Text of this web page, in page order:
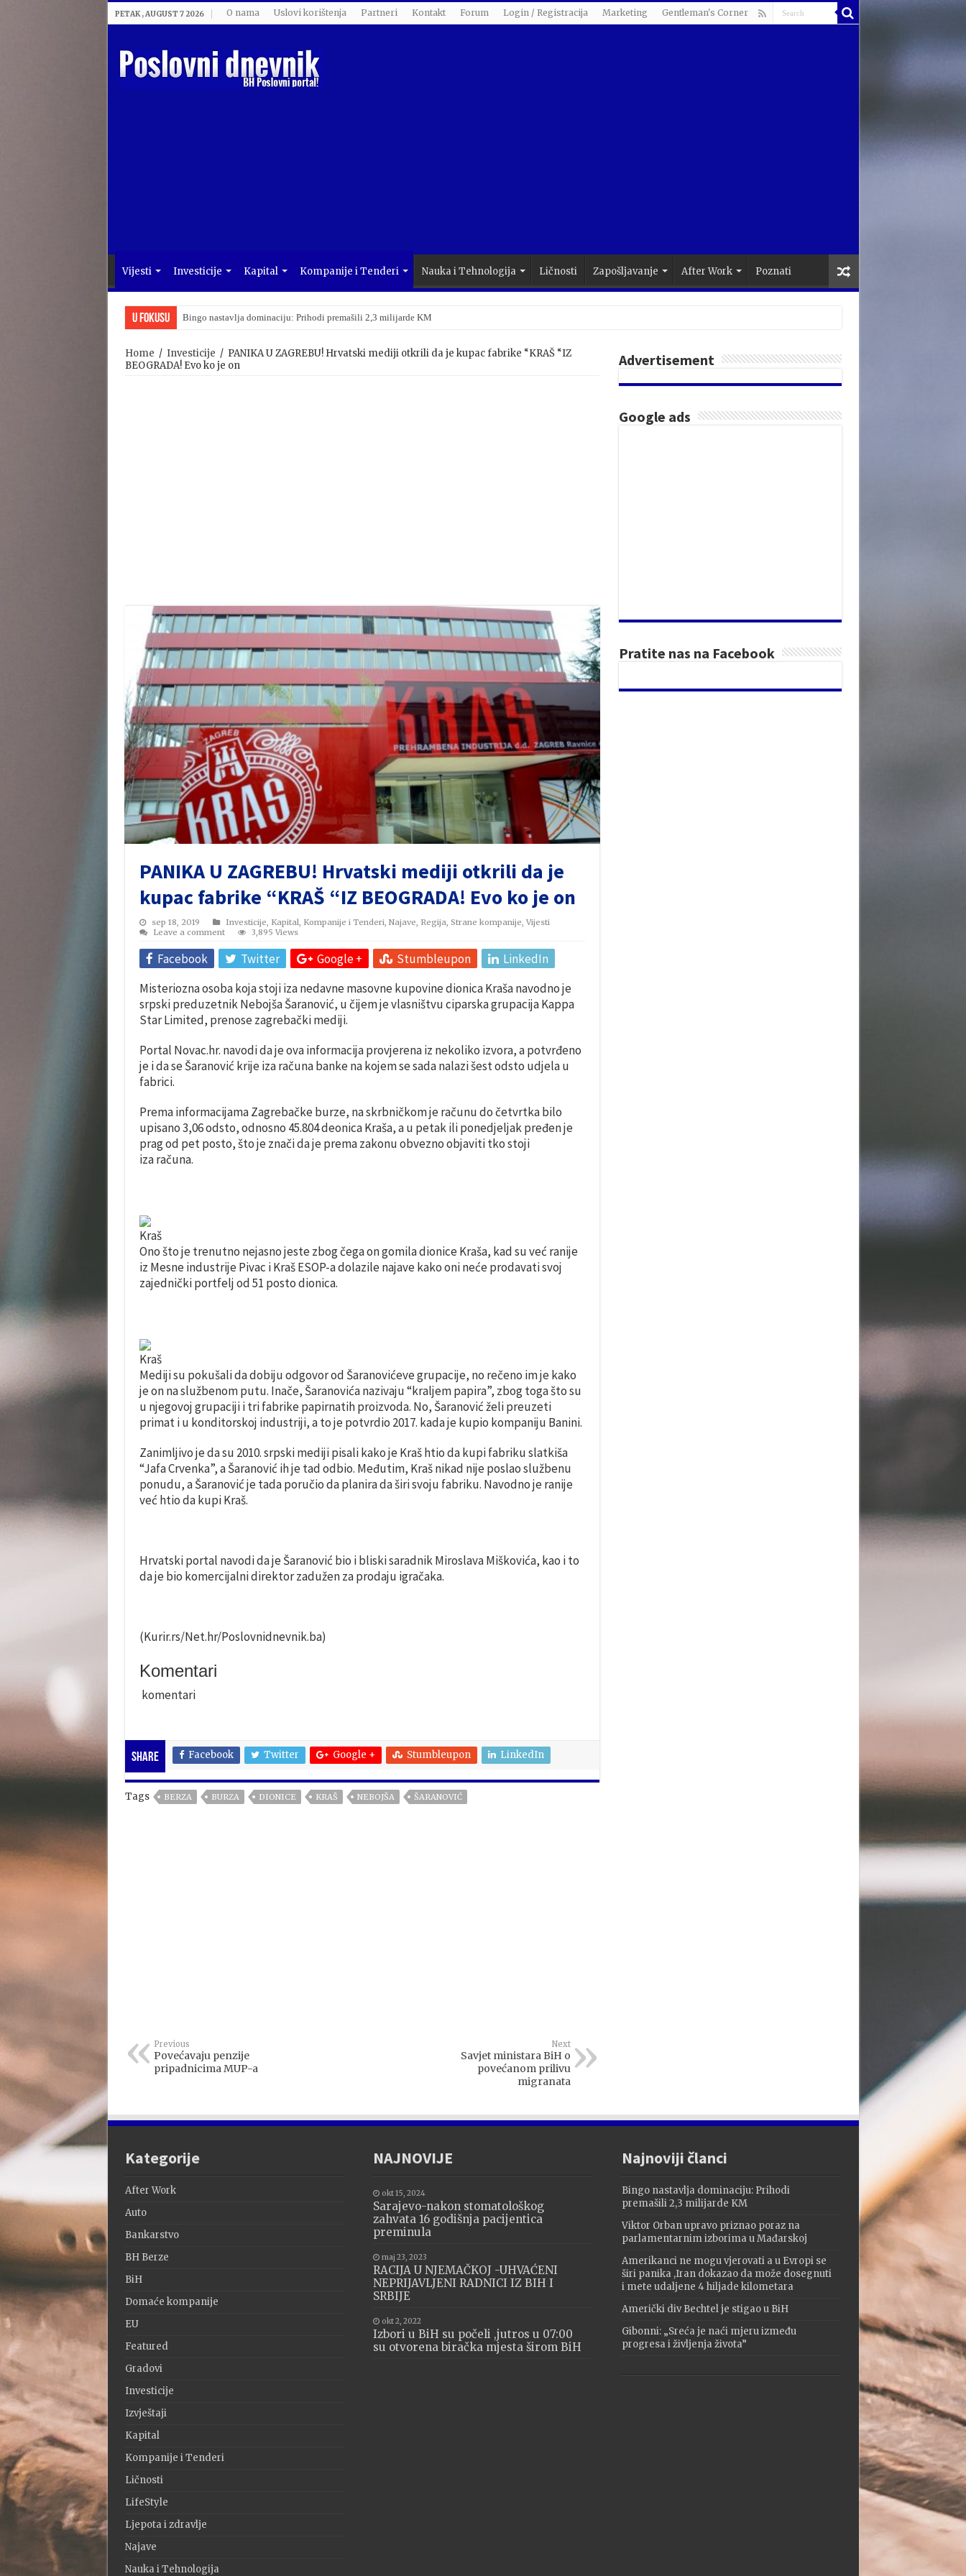
PETAK , AUGUST 7 2026 O nama Uslovi korištenja Partneri Kontakt Forum Login / Registracija Marketing Gentleman's Corner
Vijesti Investicije Kapital Kompanije i Tenderi Nauka i Tehnologija Ličnosti Zapošljavanje After Work Poznati
U Fokusu Bingo nastavlja dominaciju: Prihodi premašili 2,3 milijarde KM
Home / Investicije / PANIKA U ZAGREBU! Hrvatski mediji otkrili da je kupac fabrike “KRAŠ “IZ
BEOGRADA! Evo ko je on
PANIKA U ZAGREBU! Hrvatski mediji otkrili da je
kupac fabrike “KRAŠ “IZ BEOGRADA! Evo ko je on
sep 18, 2019 Investicije, Kapital, Kompanije i Tenderi, Najave, Regija, Strane kompanije, Vijesti
Leave a comment
3,895 Views
Facebook Twitter Google + Stumbleupon
LinkedIn
Misteriozna osoba koja stoji iza nedavne masovne kupovine dionica Kraša navodno je
srpski preduzetnik Nebojša Šaranović, u čijem je vlasništvu ciparska grupacija Kappa
Star Limited, prenose zagrebački mediji.
Portal Novac.hr. navodi da je ova informacija provjerena iz nekoliko izvora, a potvrđeno
je i da se Šaranović krije iza računa banke na kojem se sada nalazi šest odsto udjela u
fabrici.
Prema informacijama Zagrebačke burze, na skrbničkom je računu do četvrtka bilo
upisano 3,06 odsto, odnosno 45.804 deonica Kraša, a u petak ili ponedjeljak pređen je
prag od pet posto, što je znači da je prema zakonu obvezno objaviti tko stoji
iza računa.
Kraš
Ono što je trenutno nejasno jeste zbog čega on gomila dionice Kraša, kad su već ranije
iz Mesne industrije Pivac i Kraš ESOP-a dolazile najave kako oni neće prodavati svoj
zajednički portfelj od 51 posto dionica.
Kraš
Mediji su pokušali da dobiju odgovor od Šaranovićeve grupacije, no rečeno im je kako
je on na službenom putu. Inače, Šaranovića nazivaju “kraljem papira”, zbog toga što su
u njegovoj grupaciji i tri fabrike papirnatih proizvoda. No, Šaranović želi preuzeti
primat i u konditorskoj industriji, a to je potvrdio 2017. kada je kupio kompaniju Banini.
Zanimljivo je da su 2010. srpski mediji pisali kako je Kraš htio da kupi fabriku slatkiša
“Jafa Crvenka”, a Šaranović ih je tad odbio. Međutim, Kraš nikad nije poslao službenu
ponudu, a Šaranović je tada poručio da planira da širi svoju fabriku. Navodno je ranije
već htio da kupi Kraš.
Hrvatski portal navodi da je Šaranović bio i bliski saradnik Miroslava Miškovića, kao i to
da je bio komercijalni direktor zadužen za prodaju igračaka.
(Kurir.rs/Net.hr/Poslovnidnevnik.ba)
Komentari
komentari
Share Facebook Twitter Google + Stumbleupon LinkedIn
Tags BERZA BURZA DIONICE KRAŠ NEBOJŠA ŠARANOVIĆ
Previous
Povećavaju penzije
pripadnicima MUP-a
Next
Savjet ministara BiH o
povećanom prilivu
migranata
Advertisement
Google ads
Pratite nas na Facebook
Kategorije
After Work
Auto
Bankarstvo
BH Berze
BiH
Domaće kompanije
EU
Featured
Gradovi
Investicije
Izvještaji
Kapital
Kompanije i Tenderi
Ličnosti
LifeStyle
Ljepota i zdravlje
Najave
Nauka i Tehnologija
NAJNOVIJE
okt 15, 2024
Sarajevo-nakon stomatološkog
zahvata 16 godišnja pacijentica
preminula
maj 23, 2023
RACIJA U NJEMAČKOJ -UHVAĆENI
NEPRIJAVLJENI RADNICI IZ BIH I
SRBIJE
okt 2, 2022
Izbori u BiH su počeli ,jutros u 07:00
su otvorena biračka mjesta širom BiH
Najnoviji članci
Bingo nastavlja dominaciju: Prihodi
premašili 2,3 milijarde KM
Viktor Orban upravo priznao poraz na
parlamentarnim izborima u Mađarskoj
Amerikanci ne mogu vjerovati a u Evropi se
širi panika ,Iran dokazao da može dosegnuti
i mete udaljene 4 hiljade kilometara
Američki div Bechtel je stigao u BiH
Gibonni: „Sreća je naći mjeru između
progresa i življenja života”